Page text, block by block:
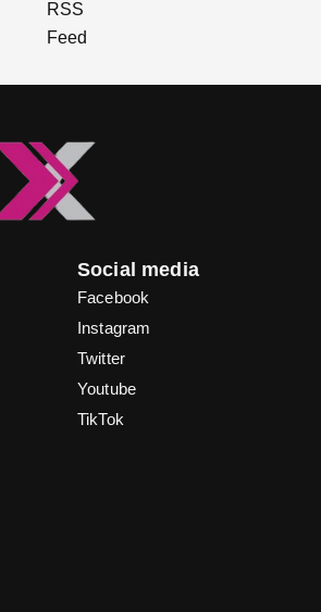
Social media
Facebook
Instagram
Twitter
Youtube
TikTok